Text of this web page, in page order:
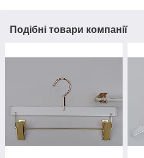
Подібні товари компанії